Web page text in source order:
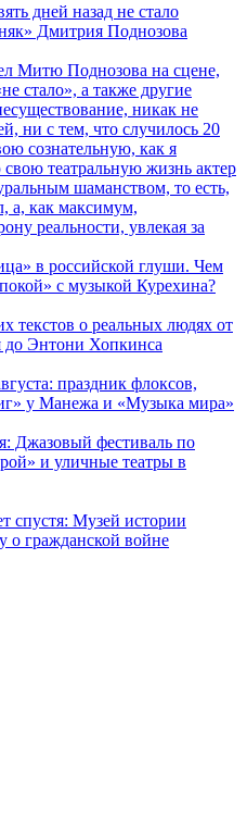
дней назад не стало
Дмитрия Поднозова
Митю Поднозова на сцене,
стало», а также другие
никак не
ни с тем, что случилось 20
сознательную, как я
театральную жизнь актер
шаманством, то есть,
а, как максимум,
реальности, увлекая за
в российской глуши. Чем
с музыкой Курехина?
текстов о реальных людях от
до Энтони Хопкинса
праздник флоксов,
у Манежа и «Музыка мира»
Джазовый фестиваль по
и уличные театры в
спустя: Музей истории
о гражданской войне